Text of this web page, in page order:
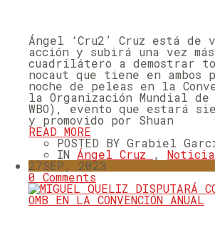
Ángel ‘Cru2’ Cruz está
acción y subirá una vez
cuadrilátero a demostrar
nocaut que tiene en ambos
noche de peleas en la
la Organización Mundial de
WBO), evento que estará
y promovido por Shuan
READ MORE
POSTED BY Grabiel
IN Ángel Cruz ,
27SEP, 2023
0 Comments